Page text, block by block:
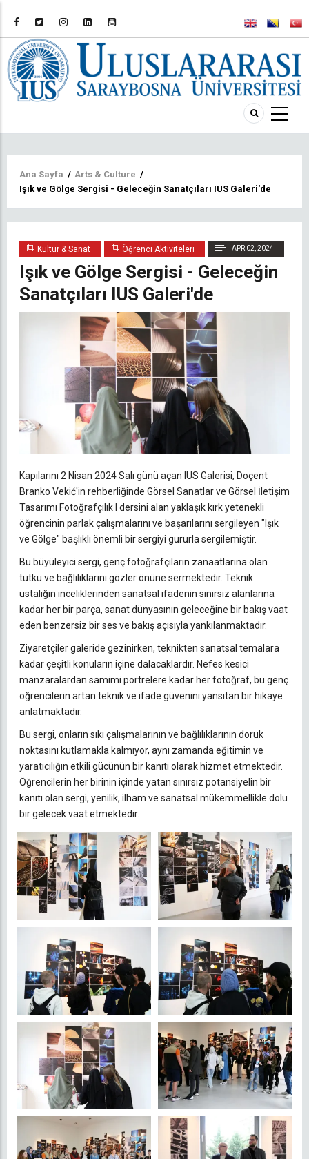
Sayfa
yolu
Ana Sayfa / Arts & Culture /
Işık ve Gölge Sergisi - Geleceğin Sanatçıları IUS Galeri'de
Kültür & Sanat Öğrenci Aktiviteleri APR 02, 2024
Işık ve Gölge Sergisi - Geleceğin
Sanatçıları IUS Galeri'de
Kapılarını 2 Nisan 2024 Salı günü açan IUS Galerisi, Doçent
Branko Vekić'in rehberliğinde Görsel Sanatlar ve Görsel İletişim
Tasarımı Fotoğrafçılık I dersini alan yaklaşık kırk yetenekli
öğrencinin parlak çalışmalarını ve başarılarını sergileyen "Işık
ve Gölge" başlıklı önemli bir sergiyi gururla sergilemiştir.
Bu büyüleyici sergi, genç fotoğrafçıların zanaatlarına olan
tutku ve bağlılıklarını gözler önüne sermektedir. Teknik
ustalığın inceliklerinden sanatsal ifadenin sınırsız alanlarına
kadar her bir parça, sanat dünyasının geleceğine bir bakış vaat
eden benzersiz bir ses ve bakış açısıyla yankılanmaktadır.
Ziyaretçiler galeride gezinirken, teknikten sanatsal temalara
kadar çeşitli konuların içine dalacaklardır. Nefes kesici
manzaralardan samimi portrelere kadar her fotoğraf, bu genç
öğrencilerin artan teknik ve ifade güvenini yansıtan bir hikaye
anlatmaktadır.
Bu sergi, onların sıkı çalışmalarının ve bağlılıklarının doruk
noktasını kutlamakla kalmıyor, aynı zamanda eğitimin ve
yaratıcılığın etkili gücünün bir kanıtı olarak hizmet etmektedir.
Öğrencilerin her birinin içinde yatan sınırsız potansiyelin bir
kanıtı olan sergi, yenilik, ilham ve sanatsal mükemmellikle dolu
bir gelecek vaat etmektedir.